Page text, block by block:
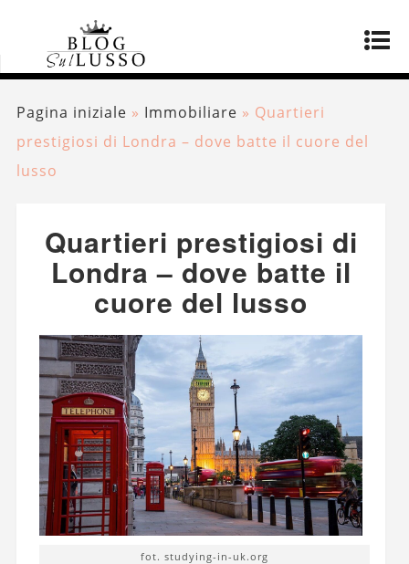
Pagina iniziale » Immobiliare » Quartieri
prestigiosi di Londra – dove batte il cuore del
lusso
Quartieri prestigiosi di
Londra – dove batte il
cuore del lusso
fot. studying-in-uk.org